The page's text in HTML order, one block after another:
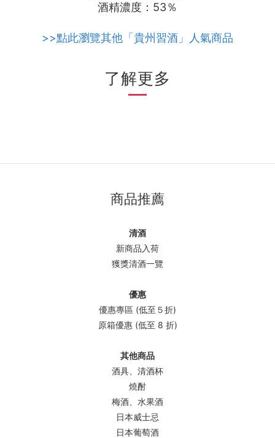
酒精濃度：53％
>>點此瀏覽其他「貴州習酒」人氣商品
了解更多
商品推薦
清酒
新商品入荷
獲獎清酒一覽
優惠
優惠專區 (低至５折)
原箱優惠 (低至 8 折)
其他商品
酒具、清酒杯
燒酎
梅酒、水果酒
日本威士忌
日本葡萄酒